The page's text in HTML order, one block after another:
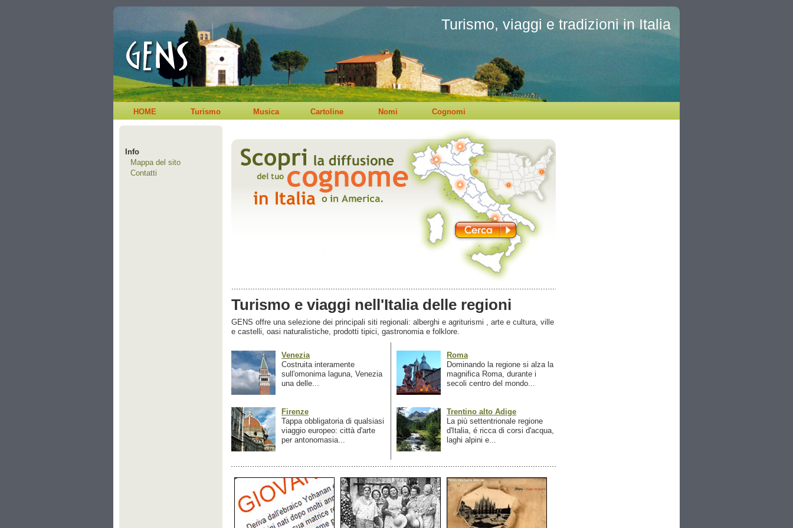
Turismo, viaggi e tradizioni in Italia
HOME Turismo Musica Cartoline Nomi Cognomi
Info
Mappa del sito
Contatti
Turismo e viaggi nell'Italia delle regioni
GENS offre una selezione dei principali siti regionali: alberghi e agriturismi , arte e cultura, ville
e castelli, oasi naturalistiche, prodotti tipici, gastronomia e folklore.
Venezia
Costruita interamente
sull'omonima laguna, Venezia
una delle...
Firenze
Tappa obbligatoria di qualsiasi
viaggio europeo: città d'arte
per antonomasia...
Roma
Dominando la regione si alza la
magnifica Roma, durante i
secoli centro del mondo...
Trentino alto Adige
La più settentrionale regione
d'Italia, é ricca di corsi d'acqua,
laghi alpini e...